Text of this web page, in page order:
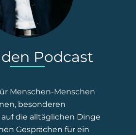
Podcast
Menschen-Menschen
besonderen
die alltäglichen Dinge
Gesprächen für ein